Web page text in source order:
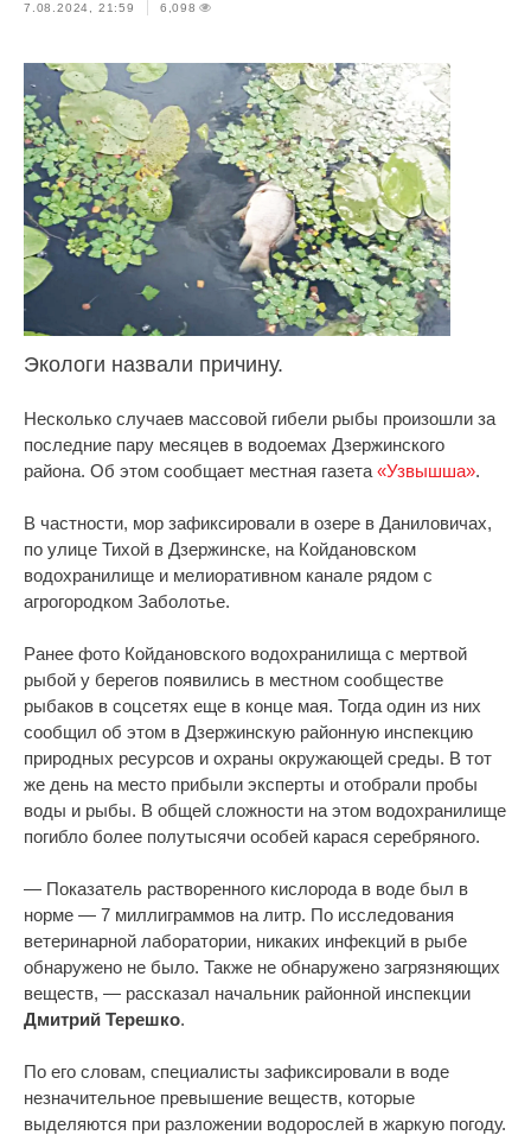
7.08.2024, 21:59 6,098
Экологи назвали причину.
Несколько случаев массовой гибели рыбы произошли за
последние пару месяцев в водоемах Дзержинского
района. Об этом сообщает местная газета «Узвышша».
В частности, мор зафиксировали в озере в Даниловичах,
по улице Тихой в Дзержинске, на Койдановском
водохранилище и мелиоративном канале рядом с
агрогородком Заболотье.
Ранее фото Койдановского водохранилища с мертвой
рыбой у берегов появились в местном сообществе
рыбаков в соцсетях еще в конце мая. Тогда один из них
сообщил об этом в Дзержинскую районную инспекцию
природных ресурсов и охраны окружающей среды. В тот
же день на место прибыли эксперты и отобрали пробы
воды и рыбы. В общей сложности на этом водохранилище
погибло более полутысячи особей карася серебряного.
— Показатель растворенного кислорода в воде был в
норме — 7 миллиграммов на литр. По исследования
ветеринарной лаборатории, никаких инфекций в рыбе
обнаружено не было. Также не обнаружено загрязняющих
веществ, — рассказал начальник районной инспекции
Дмитрий Терешко.
По его словам, специалисты зафиксировали в воде
незначительное превышение веществ, которые
выделяются при разложении водорослей в жаркую погоду.